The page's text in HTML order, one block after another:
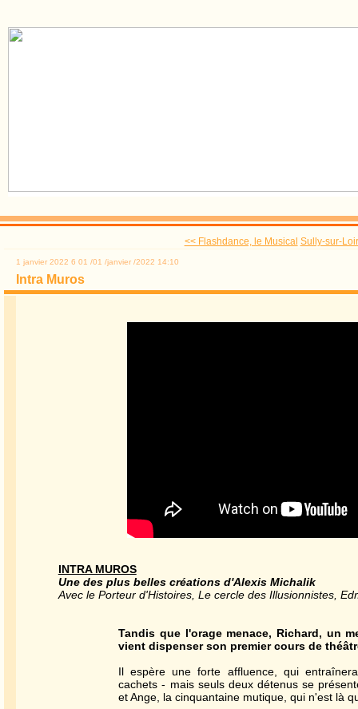
<< Flashdance, le Musical Sully-sur-
1 janvier 2022 6 01 /01 /janvier /2022 14:10
Intra Muros
INTRA MUROS
Une des plus belles créations d'Alexis Michalik
Avec le Porteur d'Histoires, Le cercle des Illusionnistes,
Tandis que l'orage menace, Richard, un
vient dispenser son premier cours de
Il espère une forte affluence, qui
cachets - mais seuls deux détenus se
et Ange, la cinquantaine mutique, qui n'est là